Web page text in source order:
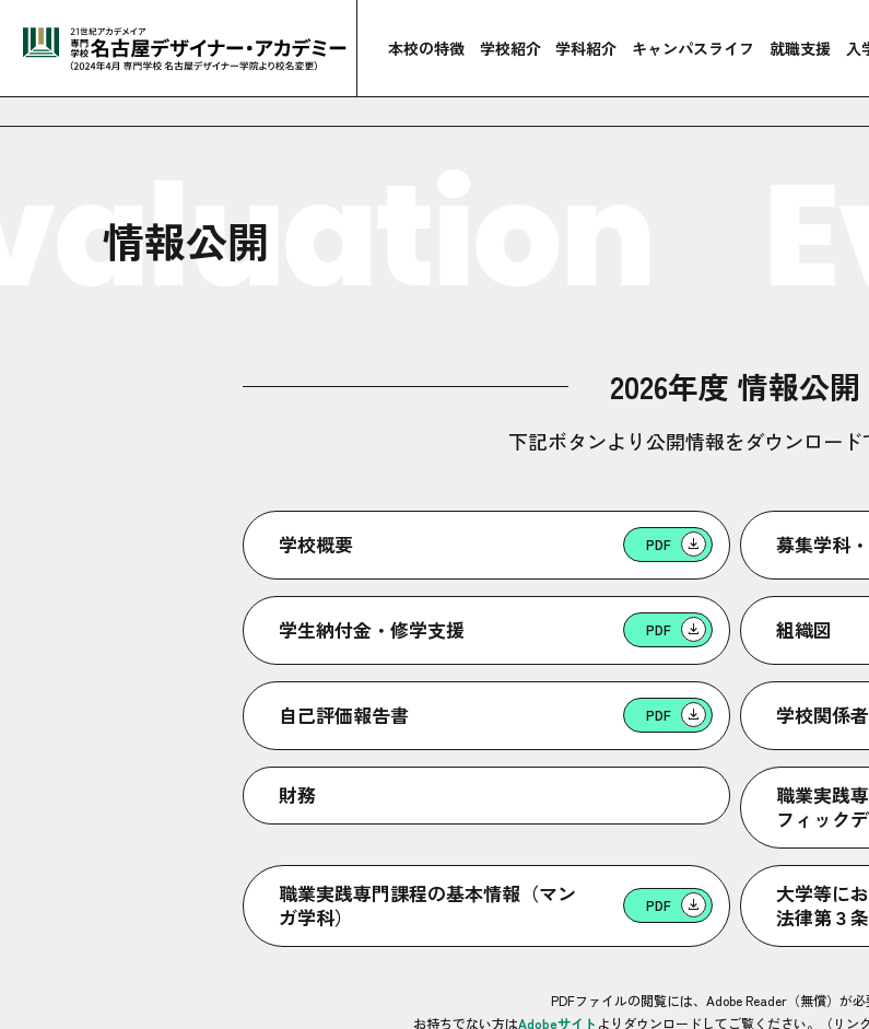
本校の特徴 学校紹介 学科紹介 キャンパスライフ 就職支援 入
情報公開
2026年度 情報公開
下記ボタンより公開情報をダウンロード
学校概要 PDF 募集学科
学生納付金・修学支援 PDF 組織図
自己評価報告書 PDF 学校関係
財務
職業実践
フィック
職業実践専門課程の基本情報（マン
ガ学科）
PDF
大学等に
法律第３
PDFファイルの閲覧には、Adobe Reader（無償）が必
お持ちでない方はAdobeサイト よりダウンロードしてご覧ください。（リン